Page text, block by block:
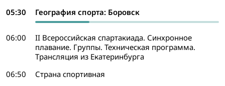
05:30
География спорта: Боровск
06:00
II Всероссийская спартакиада. Синхронное
плавание. Группы. Техническая программа.
Трансляция из Екатеринбурга
06:50
Страна спортивная